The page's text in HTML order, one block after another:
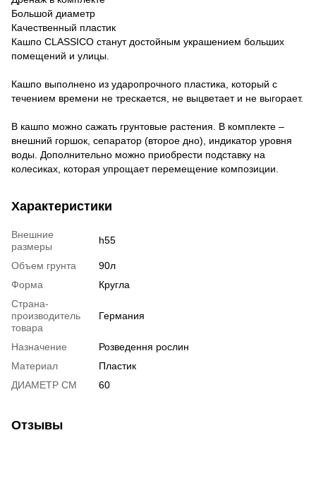
Большой диаметр
Качественный пластик
Кашпо CLASSICO станут достойным украшением больших
помещений и улицы.
Кашпо выполнено из ударопрочного пластика, который с
течением времени не трескается, не выцветает и не выгорает.
В кашпо можно сажать грунтовые растения. В комплекте –
внешний горшок, сепаратор (второе дно), индикатор уровня
воды. Дополнительно можно приобрести подставку на
колесиках, которая упрощает перемещение композиции.
Характеристики
Внешние
размеры
h55
Объем грунта
90л
Форма
Кругла
Страна-
производитель
товара
Германия
Назначение
Розведення рослин
Материал
Пластик
ДИАМЕТР СМ
60
Отзывы